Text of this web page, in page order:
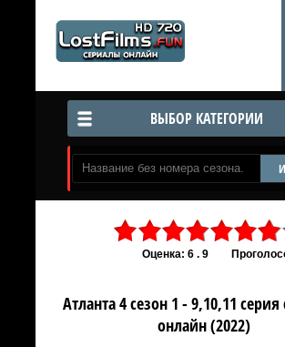
ВЫБОР КАТЕГОРИИ
Оценка: 6 . 9
Атланта 4 сезон 1 - 9,10,11 серия
онлайн (2022)